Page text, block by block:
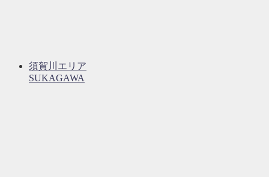
須賀川エリア
SUKAGAWA